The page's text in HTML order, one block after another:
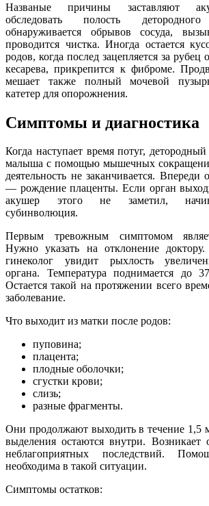
Названые причины заставляют
обследовать полость
обнаруживается обрывов сосуда,
проводится чистка. Иногда остается
родов, когда послед зацепляется за рубец
кесарева, прикрепится к фиброме.
мешает также полный мочевой
катетер для опорожнения.
Симптомы и диагностика
Когда наступает время потуг,
малыша с помощью мышечных
деятельность не заканчивается.
— рождение плаценты. Если орган
акушер этого не заметил,
субинволюция.
Первым тревожным симптомом
Нужно указать на отклонение
гинеколог увидит рыхлость
органа. Температура поднимается до
Остается такой на протяжении всего
заболевание.
Что выходит из матки после родов:
пуповина;
плацента;
плодные оболочки;
сгустки крови;
слизь;
разные фрагменты.
Они продолжают выходить в течение 1,5
выделения остаются внутри. Возникает
неблагоприятных последствий.
необходима в такой ситуации.
Симптомы остатков: